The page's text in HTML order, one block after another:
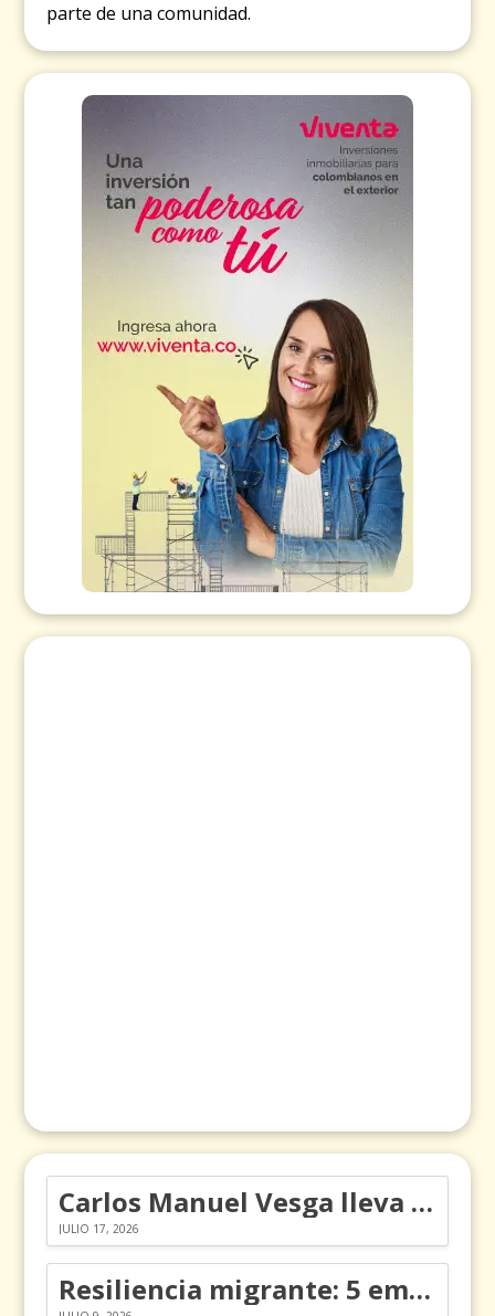
parte de una comunidad.
Carlos Manuel Vesga lleva el nombre de Colombia a los Emmy
JULIO 17, 2026
Resiliencia migrante: 5 emociones y cómo gestionarlas